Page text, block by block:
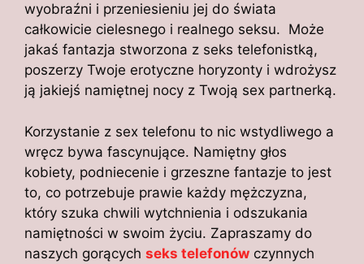
wyobraźni i przeniesieniu jej do świata
całkowicie cielesnego i realnego seksu. Może
jakaś fantazja stworzona z seks telefonistką,
poszerzy Twoje erotyczne horyzonty i wdrożysz
ją jakiejś namiętnej nocy z Twoją sex partnerką.
Korzystanie z sex telefonu to nic wstydliwego a
wręcz bywa fascynujące. Namiętny głos
kobiety, podniecenie i grzeszne fantazje to jest
to, co potrzebuje prawie każdy mężczyzna,
który szuka chwili wytchnienia i odszukania
namiętności w swoim życiu. Zapraszamy do
naszych gorących seks telefonów czynnych